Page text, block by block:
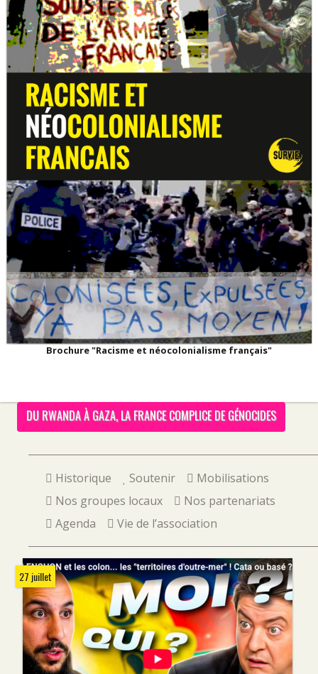
Brochure "Racisme et néocolonialisme français"
DU RWANDA À GAZA, LA FRANCE COMPLICE DE GÉNOCIDES
Historique Soutenir
Mobilisations
Nos groupes locaux
Nos partenariats
Agenda
Vie de l’association
27 juillet